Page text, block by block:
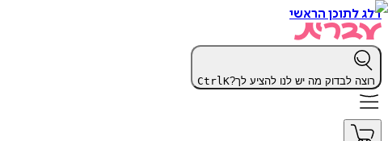
דלג לתוכן הראשי
רוצה לבדוק מה יש לנו להציע לך? CtrlK